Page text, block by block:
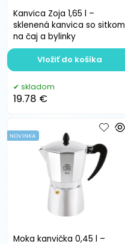
Kanvica Zoja 1,65 l –
sklenená kanvica so sitkom
na čaj a bylinky
skladom
19.78 €
Vložiť do košíka
Moka kanvička 0,45 l –
NOVINKA